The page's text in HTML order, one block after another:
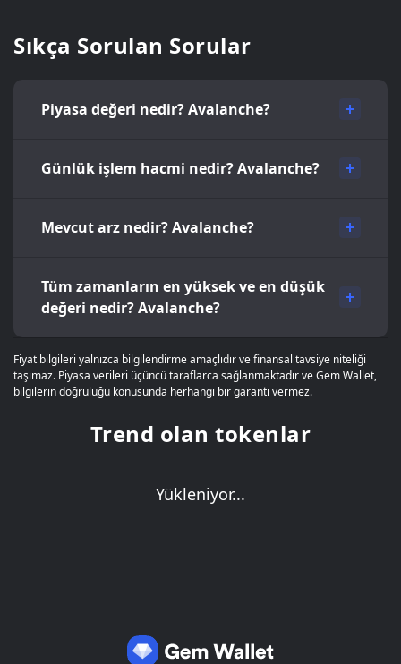
Sıkça Sorulan Sorular
Piyasa değeri nedir? Avalanche?
Günlük işlem hacmi nedir? Avalanche?
Mevcut arz nedir? Avalanche?
Tüm zamanların en yüksek ve en düşük
değeri nedir? Avalanche?
Fiyat bilgileri yalnızca bilgilendirme amaçlıdır ve finansal tavsiye niteliği
taşımaz. Piyasa verileri üçüncü taraflarca sağlanmaktadır ve Gem Wallet,
bilgilerin doğruluğu konusunda herhangi bir garanti vermez.
Trend olan tokenlar
Yükleniyor...